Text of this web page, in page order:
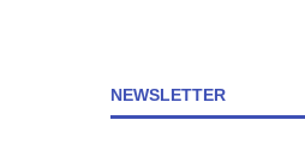
NEWSLETTER